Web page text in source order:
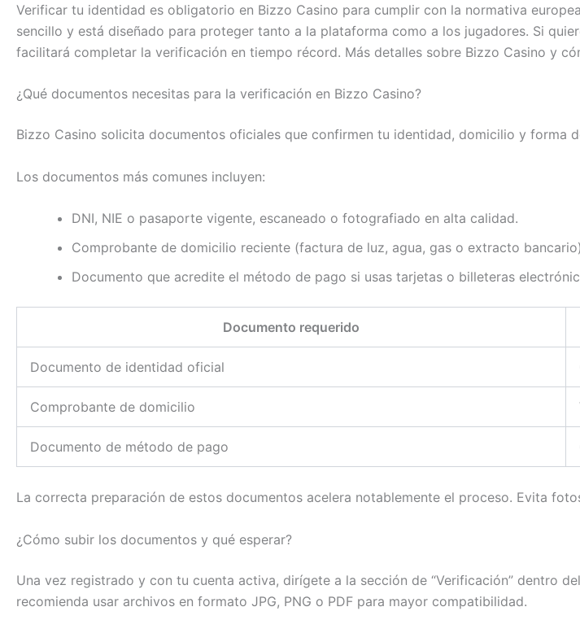
Verificar tu identidad es obligatorio en Bizzo Casino para cumplir con la normativa
sencillo y está diseñado para proteger tanto a la plataforma como a los jugadores. Si
facilitará completar la verificación en tiempo récord. Más detalles sobre Bizzo Casino y
¿Qué documentos necesitas para la verificación en Bizzo Casino?
Bizzo Casino solicita documentos oficiales que confirmen tu identidad, domicilio y forma
Los documentos más comunes incluyen:
DNI, NIE o pasaporte vigente, escaneado o fotografiado en alta calidad.
Comprobante de domicilio reciente (factura de luz, agua, gas o extracto
Documento que acredite el método de pago si usas tarjetas o billeteras
Documento requerido
Documento de identidad oficial
Comprobante de domicilio
Documento de método de pago
La correcta preparación de estos documentos acelera notablemente el proceso. Evita
¿Cómo subir los documentos y qué esperar?
Una vez registrado y con tu cuenta activa, dirígete a la sección de “Verificación” dentro
recomienda usar archivos en formato JPG, PNG o PDF para mayor compatibilidad.